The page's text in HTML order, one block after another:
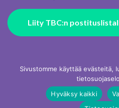
Liity TBC:n
Sivustomme käyttää evästeitä,
Hyväksy kaikki